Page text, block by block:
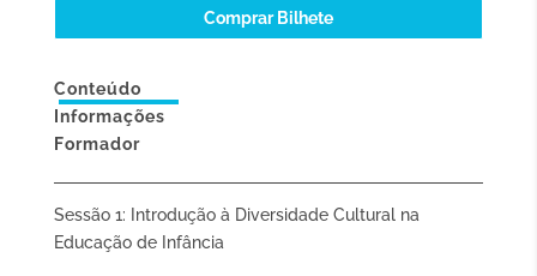
Comprar Bilhete
Conteúdo
Informações
Formador
Sessão 1: Introdução à Diversidade Cultural na
Educação de Infância